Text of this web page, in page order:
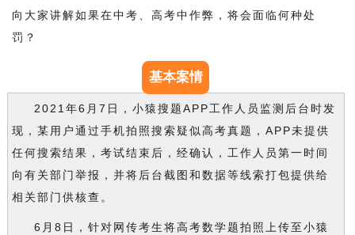
向大家讲解如果在中考、高考中作弊，将会面临何种处
罚？
基本案情
2021年6月7日，小猿搜题APP工作人员监测后台时发
现，某用户通过手机拍照搜索疑似高考真题， APP未提供
任何搜索结果，考试结束后，经确认，工作人员第一时间
向有关部门举报，并将后台截图和数据等线索打包提供给
相关部门供核查。
6月8日，针对网传考生将高考数学题拍照上传至小猿